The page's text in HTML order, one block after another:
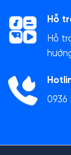
Hỗ
Hỗ
0936